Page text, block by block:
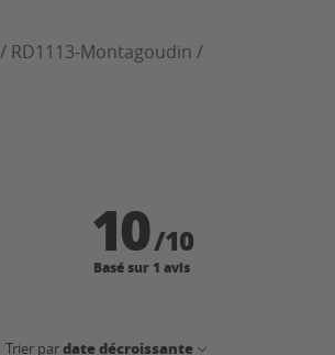
RD1113-Montagoudin /
10/10
Basé sur 1 avis
Trier pardate décroissante